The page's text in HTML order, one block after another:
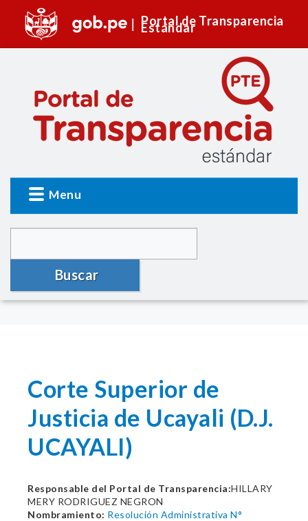
Portal de Transparencia
Estándar
Menu
Buscar
Corte Superior de
Justicia de Ucayali (D.J.
UCAYALI)
Responsable del Portal de Transparencia:HILLARY
MERY RODRIGUEZ NEGRON
Nombramiento: Resolución Administrativa N°